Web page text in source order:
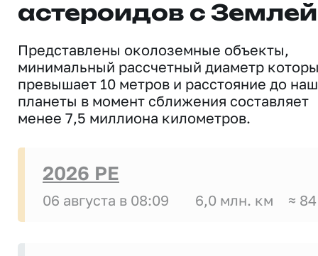
астероидов с Землей
Представлены околоземные объекты,
минимальный рассчетный диаметр
превышает 10 метров и расстояние до
планеты в момент сближения составляет
менее 7,5 миллиона километров.
2026 PE
06 августа в 08:09 6,0 млн. км ≈